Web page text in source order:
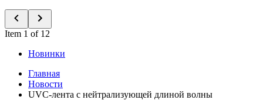
Item 1 of 12
Новинки
Главная
Новости
UVC-лента с нейтрализующей длиной волны